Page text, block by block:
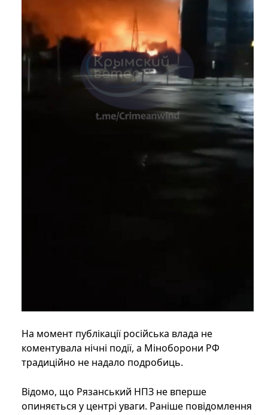
На момент публікації російська влада не
коментувала нічні події, а Міноборони РФ
традиційно не надало подробиць.
Відомо, що Рязанський НПЗ не вперше
опиняється у центрі уваги. Раніше повідомлення